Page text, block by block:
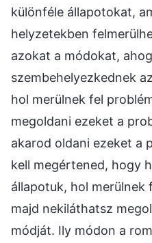
különféle állapotokat,
helyzetekben
azokat a módokat,
szembehelyezkednek
hol merülnek fel
megoldani ezeket a
akarod oldani ezeket a
kell megértened, hogy
állapotuk, hol merülnek
majd nekiláthatsz
módját. Ily módon a